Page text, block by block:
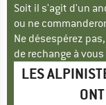
Soit il s'agit d'un
ou ne
Ne désespérez
de rechange à
LES